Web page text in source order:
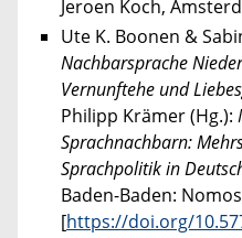
Jeroen Koch,
Ute K. Boonen &
Nachbarsprache
Vernunftehe und
Philipp Krämer (Hg.):
Sprachnachbarn:
Sprachpolitik in
Baden-Baden:
[https://doi.org/